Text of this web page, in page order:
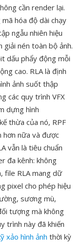
cần render lại.
hóa độ dài chạy
ngẫu nhiên hiệu
giải nén toàn bộ ảnh.
dấu phẩy động mỗi
cao. RLA là định
ảnh suốt thập
các quy trình VFX
dựng hình
thừa của nó, RPF
hơn nữa và được
vẫn là tiêu chuẩn
đa kênh: không
file RLA mang dữ
pixel cho phép hiệu
sương mù,
tượng mà không
trình này đã khiến
xảo hình ảnh thời kỳ